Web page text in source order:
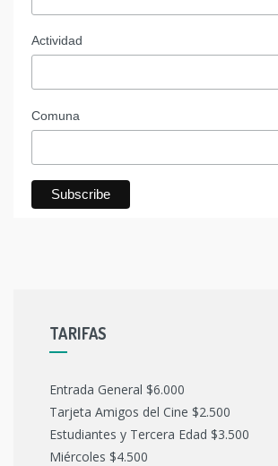
Actividad
Comuna
TARIFAS
Entrada General $6.000
Tarjeta Amigos del Cine $2.500
Estudiantes y Tercera Edad $3.500
Miércoles $4.500